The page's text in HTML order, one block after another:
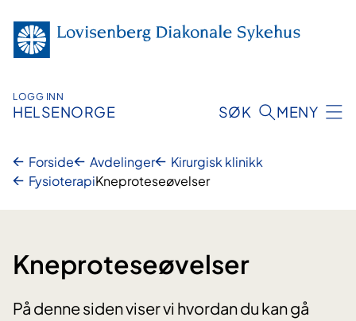
innhold
LOGG INN
HELSENORGE SØK MENY
Forside Avdelinger
Kirurgisk klinikk
FysioterapiKneproteseøvelser
Kneproteseøvelser
På denne siden viser vi hvordan du kan gå